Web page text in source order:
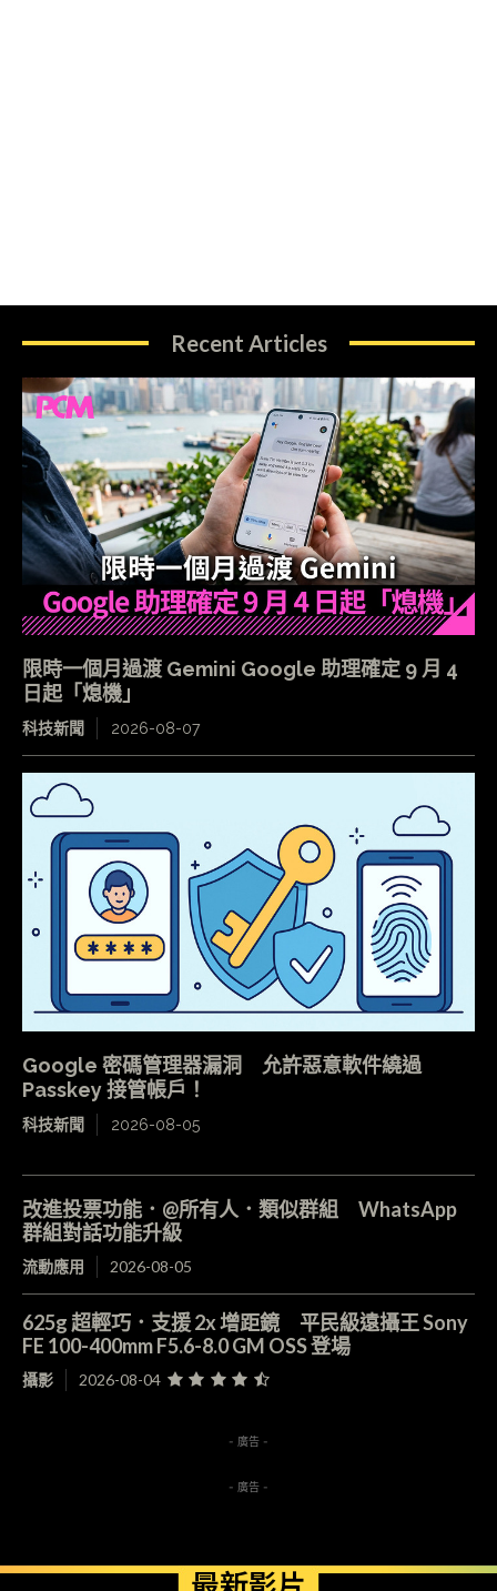
Recent Articles
限時一個月過渡 Gemini Google 助理確定 9 月 4
日起「熄機」
科技新聞 2026-08-07
Google 密碼管理器漏洞 允許惡意軟件繞過
Passkey 接管帳戶！
科技新聞 2026-08-05
改進投票功能．@所有人．類似群組 WhatsApp
群組對話功能升級
流動應用 2026-08-05
625g 超輕巧．支援 2x 增距鏡 平民級遠攝王 Sony
FE 100-400mm F5.6-8.0 GM OSS 登場
攝影 2026-08-04
- 廣告 -
- 廣告 -
最新影片